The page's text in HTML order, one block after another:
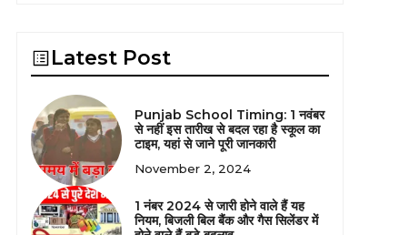
Latest Post
Punjab School Timing: 1 नवंबर
से नहीं इस तारीख से बदल रहा है स्कूल का
टाइम, यहां से जाने पूरी जानकारी
November 2, 2024
1 नंबर 2024 से जारी होने वाले हैं यह
नियम, बिजली बिल बैंक और गैस सिलेंडर में